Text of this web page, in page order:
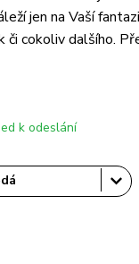
jen na Vaší
cokoliv dalšího.
k odeslání